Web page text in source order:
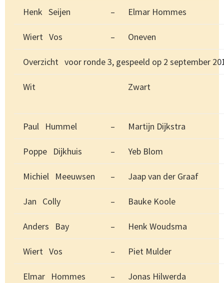
Henk Seijen – Elmar Hommes
Wiert Vos – Oneven
Overzicht voor ronde 3, gespeeld op 2 september
Wit Zwart
Paul Hummel – Martijn Dijkstra
Poppe Dijkhuis – Yeb Blom
Michiel Meeuwsen – Jaap van der Graaf
Jan Colly – Bauke Koole
Anders Bay – Henk Woudsma
Wiert Vos – Piet Mulder
Elmar Hommes – Jonas Hilwerda